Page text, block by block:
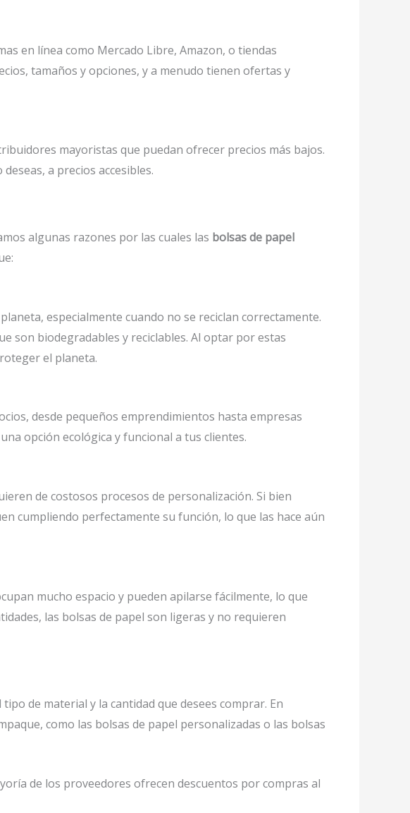
en línea como Mercado Libre, Amazon, o tiendas
tamaños y opciones, y a menudo tienen ofertas y
mayoristas que puedan ofrecer precios más bajos.
a precios accesibles.
algunas razones por las cuales las bolsas de papel
especialmente cuando no se reciclan correctamente.
son biodegradables y reciclables. Al optar por estas
el planeta.
desde pequeños emprendimientos hasta empresas
opción ecológica y funcional a tus clientes.
de costosos procesos de personalización. Si bien
cumpliendo perfectamente su función, lo que las hace aún
mucho espacio y pueden apilarse fácilmente, lo que
las bolsas de papel son ligeras y no requieren
de material y la cantidad que desees comprar. En
como las bolsas de papel personalizadas o las bolsas
de los proveedores ofrecen descuentos por compras al